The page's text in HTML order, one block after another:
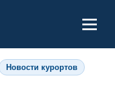
Новости курортов